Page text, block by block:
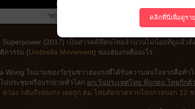
"ทุกอย่างมีราคาที่ต้องจ่าย ถึงแม้ว่าสิ่งนั้นคืออิสรภาพของคุณเอง"
Superpower (2017) เป็นสารคดีที่คนไทยจำนวนไม่น้อยที่ดูแล้ว
การร่ม (Umbrella Movement) ของฮ่องกงคืออะไร
Wong ในนามของวัยรุ่นชาวฮ่องกงที่ได้รับความสนใจจากสื่อทั่วโ
ประชุมหรือบรรยายทั่วโลก ยกเว้นประเทศไทย ที่ถูกตม.ไทยกักตั
หว่อง กลับถึงฮ่องกง เผยถูก ตม.ไทยตัดขาดจากโลกภายนอก 12
คลิกที่นี่เพื่อดูรา